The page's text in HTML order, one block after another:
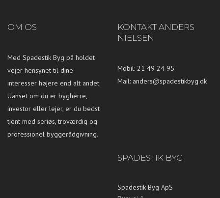
OM OS
Med Spadestik Byg på holdet
vejer hensynet til dine
interesser højere end alt andet.
Uanset om du er bygherre,
investor eller lejer, er du bedst
tjent med seriøs, troværdig og
professionel byggerådgivning.
KONTAKT ANDERS
NIELSEN
Mobil: 21 49 24 95
Mail: anders@spadestikbyg.dk
SPADESTIK BYG
Spadestik Byg ApS